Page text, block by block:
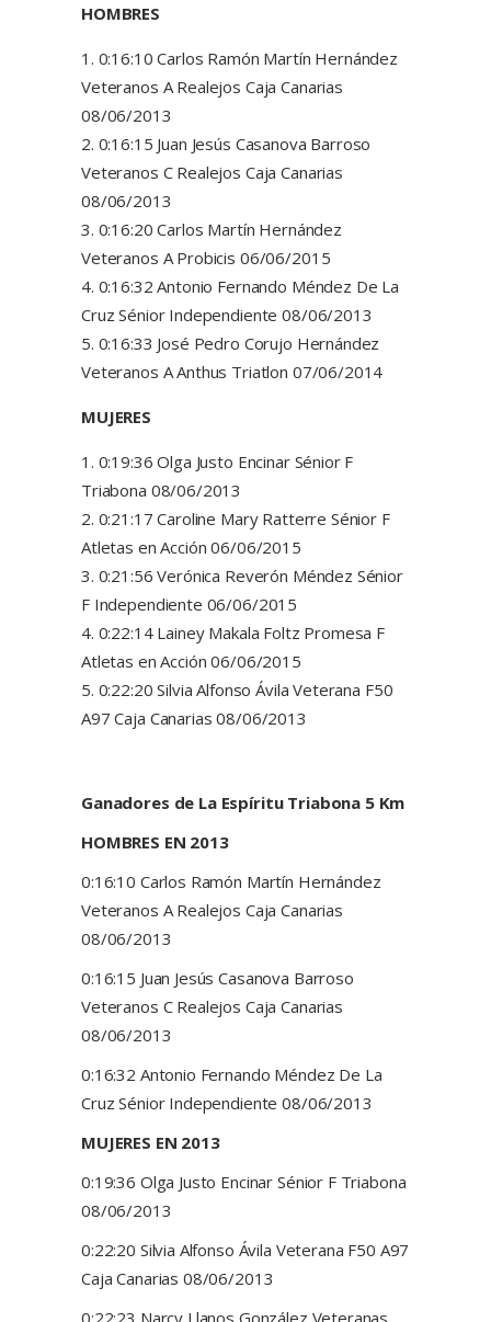
HOMBRES
0:16:10 Carlos Ramón Martín Hernández
Veteranos A Realejos Caja Canarias
08/06/2013
0:16:15 Juan Jesús Casanova Barroso
Veteranos C Realejos Caja Canarias
08/06/2013
0:16:20 Carlos Martín Hernández
Veteranos A Probicis 06/06/2015
0:16:32 Antonio Fernando Méndez De La
Cruz Sénior Independiente 08/06/2013
0:16:33 José Pedro Corujo Hernández
Veteranos A Anthus Triatlon 07/06/2014
MUJERES
0:19:36 Olga Justo Encinar Sénior F
Triabona 08/06/2013
0:21:17 Caroline Mary Ratterre Sénior F
Atletas en Acción 06/06/2015
0:21:56 Verónica Reverón Méndez Sénior
F Independiente 06/06/2015
0:22:14 Lainey Makala Foltz Promesa F
Atletas en Acción 06/06/2015
0:22:20 Silvia Alfonso Ávila Veterana F50
A97 Caja Canarias 08/06/2013
Ganadores de La Espíritu Triabona 5 Km
HOMBRES EN 2013
0:16:10 Carlos Ramón Martín Hernández
Veteranos A Realejos Caja Canarias
08/06/2013
0:16:15 Juan Jesús Casanova Barroso
Veteranos C Realejos Caja Canarias
08/06/2013
0:16:32 Antonio Fernando Méndez De La
Cruz Sénior Independiente 08/06/2013
MUJERES EN 2013
0:19:36 Olga Justo Encinar Sénior F Triabona
08/06/2013
0:22:20 Silvia Alfonso Ávila Veterana F50 A97
Caja Canarias 08/06/2013
0:22:23 Narcy Llanos González Veteranas